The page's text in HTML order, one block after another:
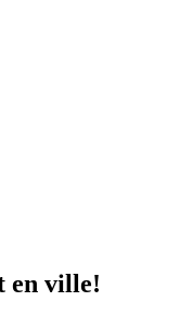
en ville!